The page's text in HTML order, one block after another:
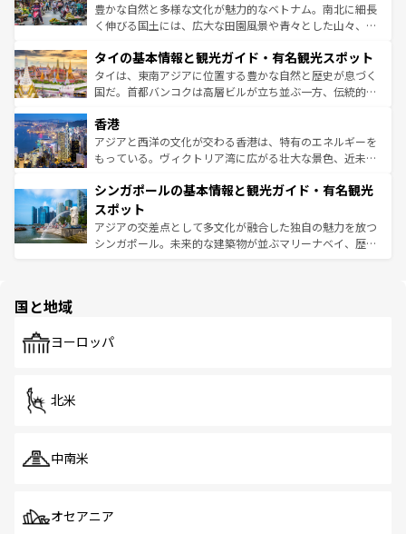
照してほしい。
まで、さまざまな韓国料理が待っている。夜には、韓国な
らではのナイトライフも堪能できる。あたたかいホスピタ
わってみてほしい。 なお、新着の韓国情報はコンテンツ一
覧 を参照してほしい。
豊かな自然と多様な文化が魅力的なベトナム。南北に細長
く伸びる国土には、広大な田園風景や青々とした山々、世
急速な発展と共に伝統が息づく。ハノイの古い町並みやホ
ーチミン市のフランス統治時代の建物も、独特の雰囲気を
醸し出している。また、バラエティの豊かさとおいしさで
とつ。フォーやバインミー、ベトナムコーヒーなどは、ぜ
ひ現地で味わいたい。どの地域を訪れてもあたたかい人々
が旅行者を迎えてくれるので、きっと忘れられない旅にな
参照してほしい。
タイの基本情報と観光ガイド・有名観光スポット
タイは、東南アジアに位置する豊かな自然と歴史が息づく
国だ。首都バンコクは高層ビルが立ち並ぶ一方、伝統的な
の活気が交差している。北部ではチェンマイなどの山岳地
帯で自然と触れ合い、南部ではプーケットやクラビの美し
いビーチでリゾート気分を楽しむことができる。タイ料理
激する。気候は一年中温暖で、どの季節にも異なる楽しみ
が待っている。親しみやすいタイの人々、仏教を中心とし
た文化、そして多様な観光資源が、訪れる旅人を魅了し続
ける。 なお、新着のタイ情報はコンテンツ一覧を参照して
香港
アジアと西洋の文化が交わる香港は、特有のエネルギーを
もっている。ヴィクトリア湾に広がる壮大な景色、近未来
み、どこを訪れても感動するはず。観光スポットが密集し
ており、効率よく見どころを回れるのも魅力。息をのむよ
うな絶景から文化的な体験まで、香港を存分に楽しみ尽く
そう。 なお、新着の香港情報はコンテンツ一覧を参照して
シンガポールの基本情報と観光ガイド・有名観光
スポット
アジアの交差点として多文化が融合した独自の魅力を放つ
シンガポール。未来的な建築物が並ぶマリーナベイ、歴史
で、ホーカーズは地元の風情を楽しめる外せないスポット
国と地域
ヨーロッパ
北米
中南米
オセアニア